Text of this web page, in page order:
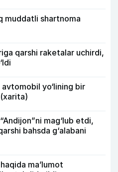
muddatli shartnoma
qarshi raketalar uchirdi,
yo‘lining bir
mag‘lub etdi,
bahsda g‘alabani
ma’lumot